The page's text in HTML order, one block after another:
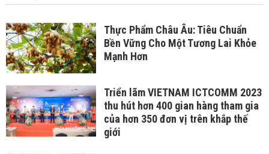
Thực Phẩm Châu Âu: Tiêu Chuẩn
Bền Vững Cho Một Tương Lai Khỏe
Mạnh Hơn
Triển lãm VIETNAM ICTCOMM 2023
thu hút hơn 400 gian hàng tham gia
của hơn 350 đơn vị trên khắp thế
giới